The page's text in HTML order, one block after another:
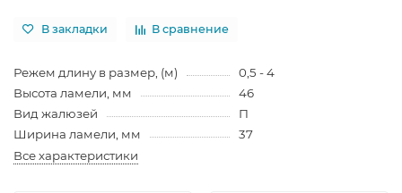
В закладки В сравнение
Режем длину в размер, (м)
0,5 - 4
Высота ламели, мм
46
Вид жалюзей
П
Ширина ламели, мм
37
Все характеристики